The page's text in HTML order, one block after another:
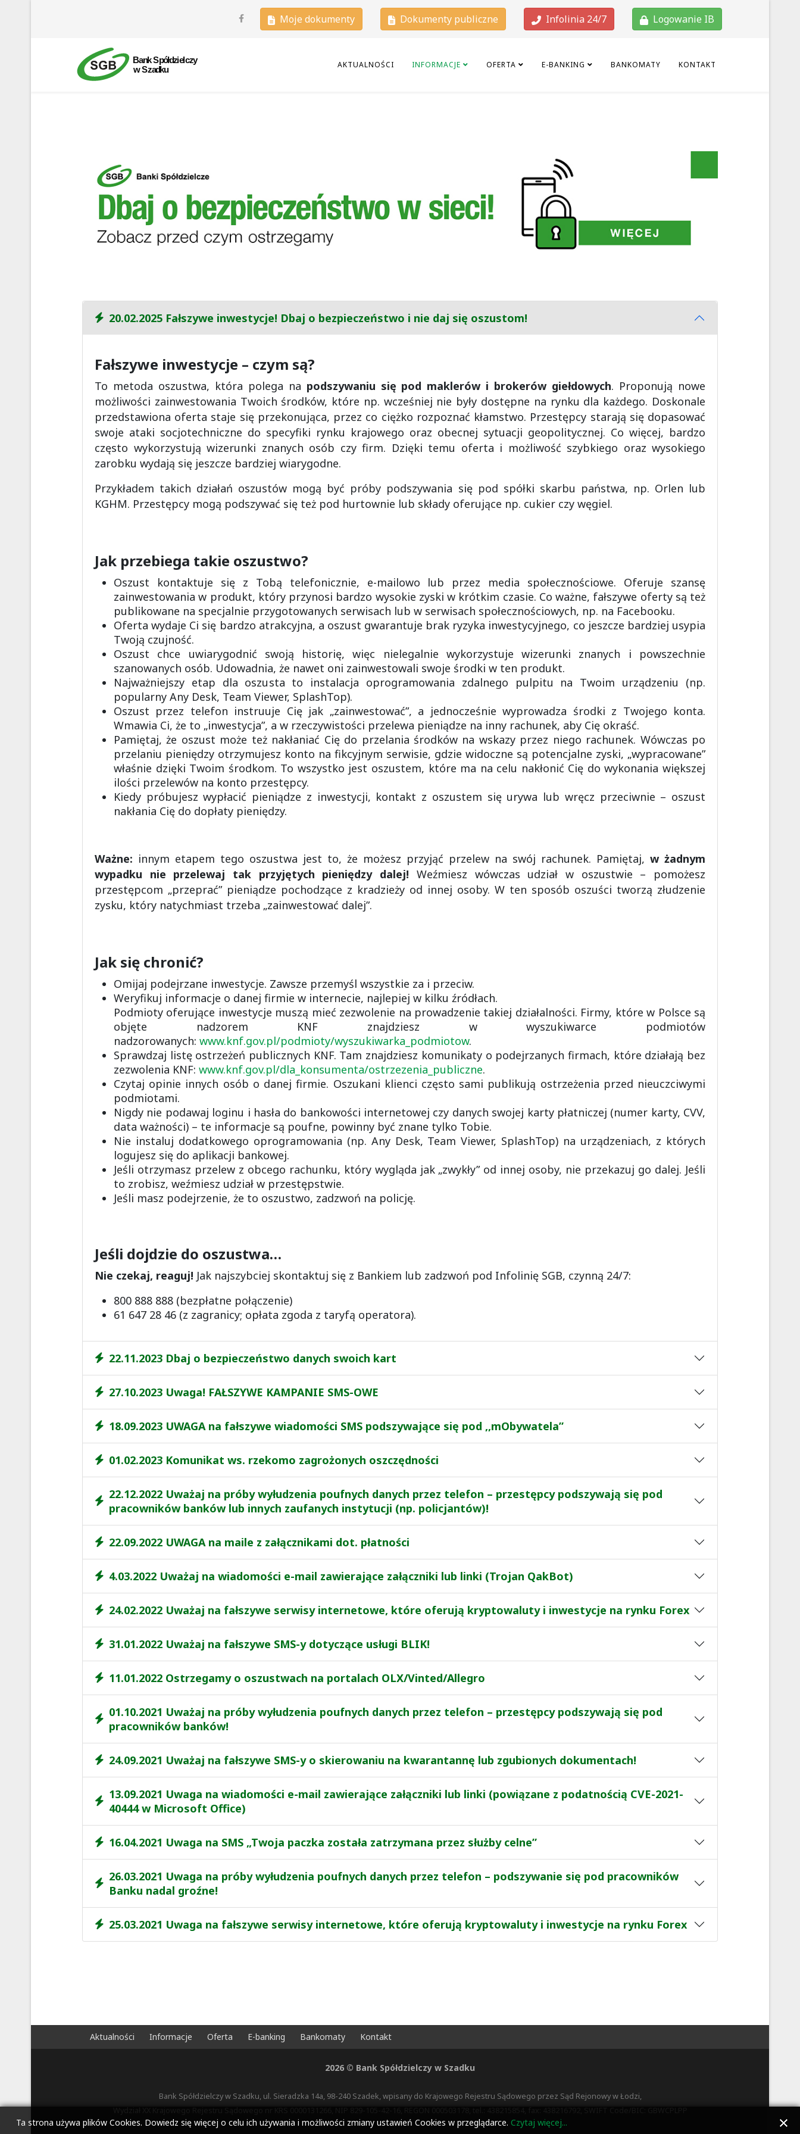
Moje dokumenty Dokumenty publiczne Infolinia 24/7 Logowanie IB
AKTUALNOŚCI INFORMACJE OFERTA E-BANKING BANKOMATY KONTAKT
20.02.2025 Fałszywe inwestycje! Dbaj o bezpieczeństwo i nie daj się oszustom!
Fałszywe inwestycje – czym są?
To metoda oszustwa, która polega na podszywaniu się pod maklerów i brokerów giełdowych. Proponują nowe
możliwości zainwestowania Twoich środków, które np. wcześniej nie były dostępne na rynku dla każdego. Doskonale
przedstawiona oferta staje się przekonująca, przez co ciężko rozpoznać kłamstwo. Przestępcy starają się dopasować
swoje ataki socjotechniczne do specyfiki rynku krajowego oraz obecnej sytuacji geopolitycznej. Co więcej, bardzo
często wykorzystują wizerunki znanych osób czy firm. Dzięki temu oferta i możliwość szybkiego oraz wysokiego
zarobku wydają się jeszcze bardziej wiarygodne.
Przykładem takich działań oszustów mogą być próby podszywania się pod spółki skarbu państwa, np. Orlen lub
KGHM. Przestępcy mogą podszywać się też pod hurtownie lub składy oferujące np. cukier czy węgiel.
Jak przebiega takie oszustwo?
Oszust kontaktuje się z Tobą telefonicznie, e-mailowo lub przez media społecznościowe. Oferuje szansę
zainwestowania w produkt, który przynosi bardzo wysokie zyski w krótkim czasie. Co ważne, fałszywe oferty są też
publikowane na specjalnie przygotowanych serwisach lub w serwisach społecznościowych, np. na Facebooku.
Oferta wydaje Ci się bardzo atrakcyjna, a oszust gwarantuje brak ryzyka inwestycyjnego, co jeszcze bardziej usypia
Twoją czujność.
Oszust chce uwiarygodnić swoją historię, więc nielegalnie wykorzystuje wizerunki znanych i powszechnie
szanowanych osób. Udowadnia, że nawet oni zainwestowali swoje środki w ten produkt.
Najważniejszy etap dla oszusta to instalacja oprogramowania zdalnego pulpitu na Twoim urządzeniu (np.
popularny Any Desk, Team Viewer, SplashTop).
Oszust przez telefon instruuje Cię jak „zainwestować”, a jednocześnie wyprowadza środki z Twojego konta.
Wmawia Ci, że to „inwestycja”, a w rzeczywistości przelewa pieniądze na inny rachunek, aby Cię okraść.
Pamiętaj, że oszust może też nakłaniać Cię do przelania środków na wskazy przez niego rachunek. Wówczas po
przelaniu pieniędzy otrzymujesz konto na fikcyjnym serwisie, gdzie widoczne są potencjalne zyski, „wypracowane”
właśnie dzięki Twoim środkom. To wszystko jest oszustem, które ma na celu nakłonić Cię do wykonania większej
ilości przelewów na konto przestępcy.
Kiedy próbujesz wypłacić pieniądze z inwestycji, kontakt z oszustem się urywa lub wręcz przeciwnie – oszust
nakłania Cię do dopłaty pieniędzy.
Ważne: innym etapem tego oszustwa jest to, że możesz przyjąć przelew na swój rachunek. Pamiętaj, w żadnym
wypadku nie przelewaj tak przyjętych pieniędzy dalej! Weźmiesz wówczas udział w oszustwie – pomożesz
przestępcom „przeprać” pieniądze pochodzące z kradzieży od innej osoby. W ten sposób oszuści tworzą złudzenie
zysku, który natychmiast trzeba „zainwestować dalej”.
Jak się chronić?
Omijaj podejrzane inwestycje. Zawsze przemyśl wszystkie za i przeciw.
Weryfikuj informacje o danej firmie w internecie, najlepiej w kilku źródłach.
Podmioty oferujące inwestycje muszą mieć zezwolenie na prowadzenie takiej działalności. Firmy, które w Polsce są
objęte nadzorem KNF znajdziesz w wyszukiwarce podmiotów
nadzorowanych: www.knf.gov.pl/podmioty/wyszukiwarka_podmiotow.
Sprawdzaj listę ostrzeżeń publicznych KNF. Tam znajdziesz komunikaty o podejrzanych firmach, które działają bez
zezwolenia KNF: www.knf.gov.pl/dla_konsumenta/ostrzezenia_publiczne.
Czytaj opinie innych osób o danej firmie. Oszukani klienci często sami publikują ostrzeżenia przed nieuczciwymi
podmiotami.
Nigdy nie podawaj loginu i hasła do bankowości internetowej czy danych swojej karty płatniczej (numer karty, CVV,
data ważności) – te informacje są poufne, powinny być znane tylko Tobie.
Nie instaluj dodatkowego oprogramowania (np. Any Desk, Team Viewer, SplashTop) na urządzeniach, z których
logujesz się do aplikacji bankowej.
Jeśli otrzymasz przelew z obcego rachunku, który wygląda jak „zwykły” od innej osoby, nie przekazuj go dalej. Jeśli
to zrobisz, weźmiesz udział w przestępstwie.
Jeśli masz podejrzenie, że to oszustwo, zadzwoń na policję.
Jeśli dojdzie do oszustwa…
Nie czekaj, reaguj! Jak najszybciej skontaktuj się z Bankiem lub zadzwoń pod Infolinię SGB, czynną 24/7:
800 888 888 (bezpłatne połączenie)
61 647 28 46 (z zagranicy; opłata zgoda z taryfą operatora).
22.11.2023 Dbaj o bezpieczeństwo danych swoich kart
27.10.2023 Uwaga! FAŁSZYWE KAMPANIE SMS-OWE
18.09.2023 UWAGA na fałszywe wiadomości SMS podszywające się pod ,,mObywatela”
01.02.2023 Komunikat ws. rzekomo zagrożonych oszczędności
22.12.2022 Uważaj na próby wyłudzenia poufnych danych przez telefon – przestępcy podszywają się pod
pracowników banków lub innych zaufanych instytucji (np. policjantów)!
22.09.2022 UWAGA na maile z załącznikami dot. płatności
4.03.2022 Uważaj na wiadomości e-mail zawierające załączniki lub linki (Trojan QakBot)
24.02.2022 Uważaj na fałszywe serwisy internetowe, które oferują kryptowaluty i inwestycje na rynku Forex
31.01.2022 Uważaj na fałszywe SMS-y dotyczące usługi BLIK!
11.01.2022 Ostrzegamy o oszustwach na portalach OLX/Vinted/Allegro
01.10.2021 Uważaj na próby wyłudzenia poufnych danych przez telefon – przestępcy podszywają się pod
pracowników banków!
24.09.2021 Uważaj na fałszywe SMS-y o skierowaniu na kwarantannę lub zgubionych dokumentach!
13.09.2021 Uwaga na wiadomości e-mail zawierające załączniki lub linki (powiązane z podatnością CVE-2021-
40444 w Microsoft Office)
16.04.2021 Uwaga na SMS „Twoja paczka została zatrzymana przez służby celne”
26.03.2021 Uwaga na próby wyłudzenia poufnych danych przez telefon – podszywanie się pod pracowników
Banku nadal groźne!
25.03.2021 Uwaga na fałszywe serwisy internetowe, które oferują kryptowaluty i inwestycje na rynku Forex
Aktualności Informacje Oferta E-banking Bankomaty Kontakt
2026 © Bank Spółdzielczy w Szadku
Bank Spółdzielczy w Szadku, ul. Sieradzka 14a, 98-240 Szadek, wpisany do Krajowego Rejestru Sądowego przez Sąd Rejonowy w Łodzi,
Ta strona używa plików Cookies. Dowiedz się więcej o celu ich używania i możliwości zmiany ustawień Cookies w przeglądarce. Czytaj więcej...